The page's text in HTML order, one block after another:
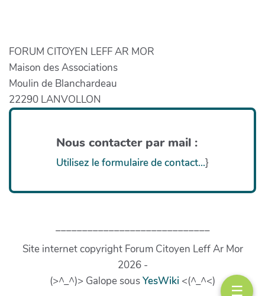
☰
FORUM CITOYEN LEFF AR MOR
Maison des Associations
Moulin de Blanchardeau
22290 LANVOLLON
Nous contacter par mail :
Utilisez le formulaire de contact...}
_____________________________
Site internet copyright Forum Citoyen Leff Ar Mor
2026 -
(>^_^)> Galope sousYesWiki <(^_^<)